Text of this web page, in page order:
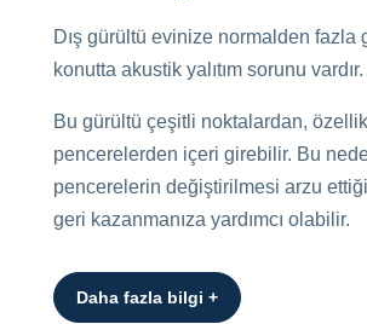
Dış gürültü evinize normalden fazla
konutta akustik yalıtım sorunu vardır.
Bu gürültü çeşitli noktalardan,
pencerelerden içeri girebilir. Bu
pencerelerin değiştirilmesi arzu
geri kazanmanıza yardımcı olabilir.
Daha fazla bilgi +